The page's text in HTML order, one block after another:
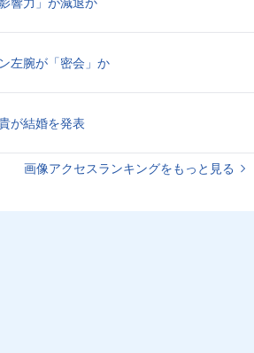
左腕が「密会」か
が結婚を発表
画像アクセスランキングをもっと見る